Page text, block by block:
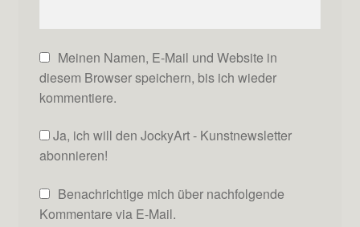
Meinen Namen, E-Mail und Website in
diesem Browser speichern, bis ich wieder
kommentiere.
Ja, ich will den JockyArt - Kunstnewsletter
abonnieren!
Benachrichtige mich über nachfolgende
Kommentare via E-Mail.